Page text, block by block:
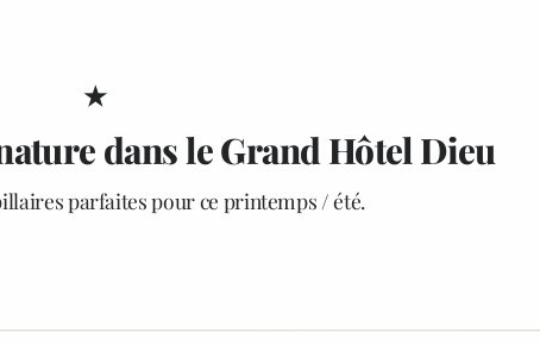
★
dans le Grand Hôtel Dieu
parfaites pour ce printemps / été.